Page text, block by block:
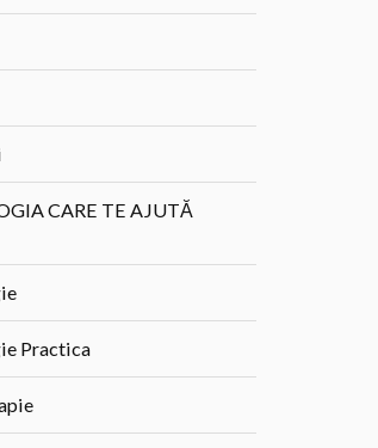
CARE TE AJUTĂ
Practica